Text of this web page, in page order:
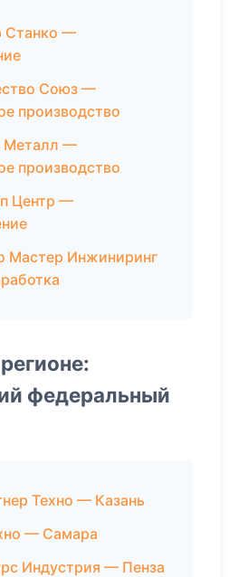
Станко —
Союз —
производство
Металл —
производство
Центр —
Мастер Инжиниринг
федеральный
Техно — Казань
— Самара
Индустрия — Пенза